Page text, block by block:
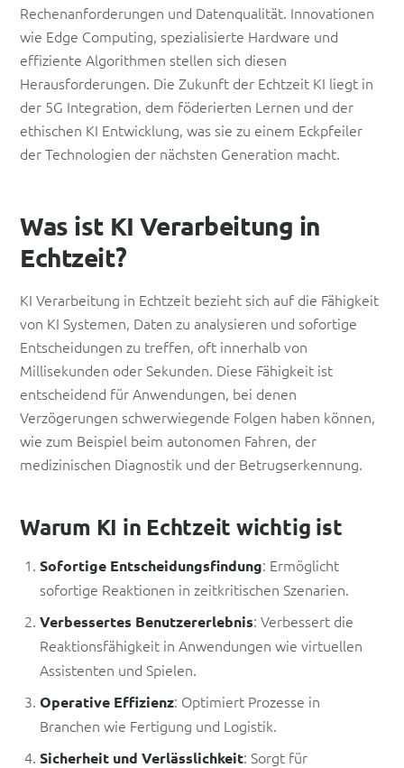
Rechenanforderungen und Datenqualität. Innovationen
wie Edge Computing, spezialisierte Hardware und
effiziente Algorithmen stellen sich diesen
Herausforderungen. Die Zukunft der Echtzeit KI liegt in
der 5G Integration, dem föderierten Lernen und der
ethischen KI Entwicklung, was sie zu einem Eckpfeiler
der Technologien der nächsten Generation macht.
Was ist KI Verarbeitung in
Echtzeit?
KI Verarbeitung in Echtzeit bezieht sich auf die Fähigkeit
von KI Systemen, Daten zu analysieren und sofortige
Entscheidungen zu treffen, oft innerhalb von
Millisekunden oder Sekunden. Diese Fähigkeit ist
entscheidend für Anwendungen, bei denen
Verzögerungen schwerwiegende Folgen haben können,
wie zum Beispiel beim autonomen Fahren, der
medizinischen Diagnostik und der Betrugserkennung.
Warum KI in Echtzeit wichtig ist
Sofortige Entscheidungsfindung: Ermöglicht
sofortige Reaktionen in zeitkritischen Szenarien.
Verbessertes Benutzererlebnis: Verbessert die
Reaktionsfähigkeit in Anwendungen wie virtuellen
Assistenten und Spielen.
Operative Effizienz: Optimiert Prozesse in
Branchen wie Fertigung und Logistik.
Sicherheit und Verlässlichkeit: Sorgt für